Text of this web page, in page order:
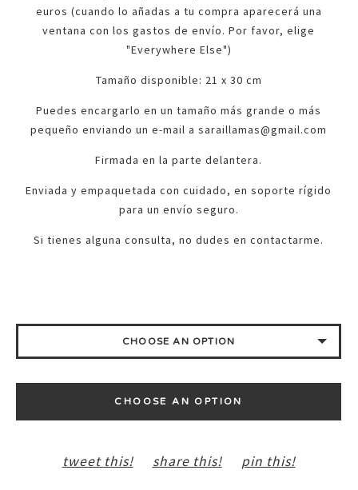
euros (cuando lo añadas a tu compra aparecerá una
ventana con los gastos de envío. Por favor, elige
"Everywhere Else")
Tamaño disponible: 21 x 30 cm
Puedes encargarlo en un tamaño más grande o más
pequeño enviando un e-mail asaraillamas@gmail.com
Firmada en la parte delantera.
Enviada y empaquetada con cuidado, en soporte rígido
para un envío seguro.
Si tienes alguna consulta, no dudes en contactarme.
CHOOSE AN OPTION
FILE FOR DOWNLOAD READY TO PRINT - 10,00 €
CHOOSE AN OPTION
tweet this! share this! pin this!